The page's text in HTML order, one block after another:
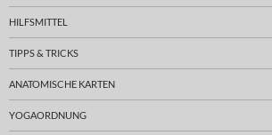
HILFSMITTEL
TIPPS & TRICKS
ANATOMISCHE KARTEN
YOGAORDNUNG